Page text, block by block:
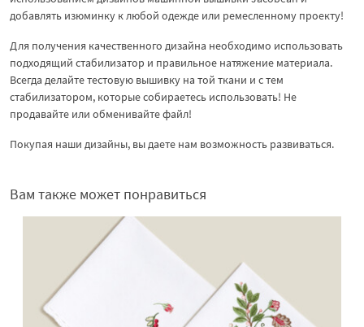
добавлять изюминку к любой одежде или ремесленному проекту!
Для получения качественного дизайна необходимо использовать
подходящий стабилизатор и правильное натяжение материала.
Всегда делайте тестовую вышивку на той ткани и с тем
стабилизатором, которые собираетесь использовать! Не
продавайте или обменивайте файл!
Покупая наши дизайны, вы даете нам возможность развиваться.
Вам также может понравиться